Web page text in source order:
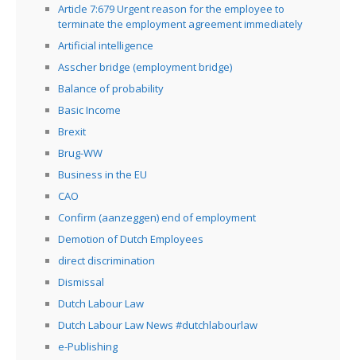
Article 7:679 Urgent reason for the employee to
terminate the employment agreement immediately
Artificial intelligence
Asscher bridge (employment bridge)
Balance of probability
Basic Income
Brexit
Brug-WW
Business in the EU
CAO
Confirm (aanzeggen) end of employment
Demotion of Dutch Employees
direct discrimination
Dismissal
Dutch Labour Law
Dutch Labour Law News #dutchlabourlaw
e-Publishing